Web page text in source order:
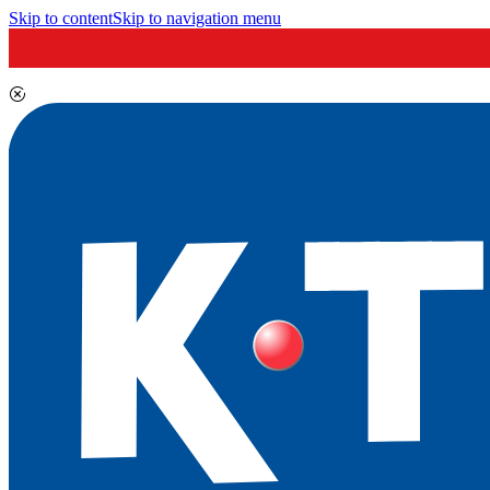
Skip to contentSkip to navigation menu